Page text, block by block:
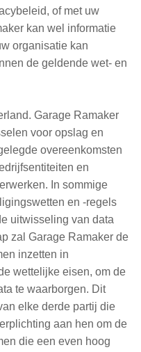
of met uw
kan wel informatie
organisatie kan
de geldende wet- en
Garage Ramaker
voor opslag en
overeenkomsten
en
In sommige
en -regels
uitwisseling van data
zal Garage Ramaker de
inzetten in
wettelijke eisen, om de
te waarborgen. Dit
elke derde partij die
aan hen om de
die een even hoog